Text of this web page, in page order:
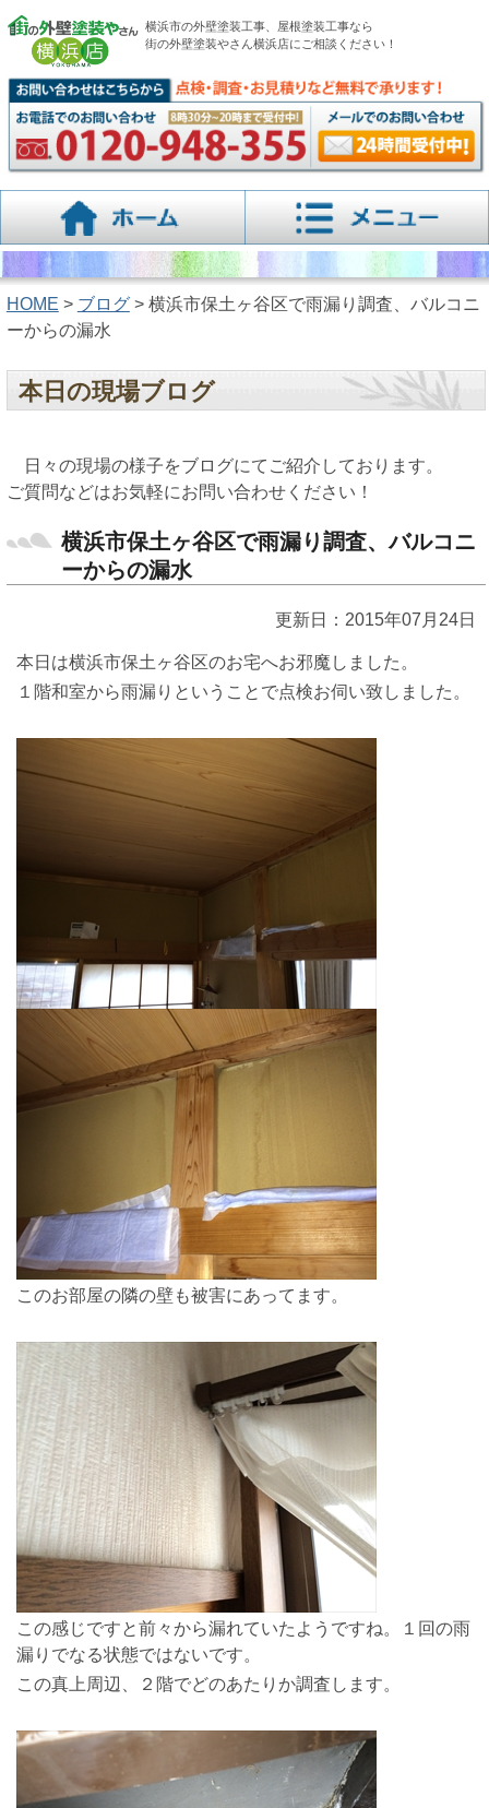
横浜市の外壁塗装工事、屋根塗装工事なら
街の外壁塗装やさん横浜店にご相談ください！
HOME > ブログ> 横浜市保土ヶ谷区で雨漏り調査、バルコニ
ーからの漏水
本日の現場ブログ
日々の現場の様子をブログにてご紹介しております。
ご質問などはお気軽にお問い合わせください！
横浜市保土ヶ谷区で雨漏り調査、バルコニ
ーからの漏水
更新日：2015年07月24日
本日は横浜市保土ヶ谷区のお宅へお邪魔しました。
１階和室から雨漏りということで点検お伺い致しました。
このお部屋の隣の壁も被害にあってます。
この感じですと前々から漏れていたようですね。１回の雨
漏りでなる状態ではないです。
この真上周辺、２階でどのあたりか調査します。